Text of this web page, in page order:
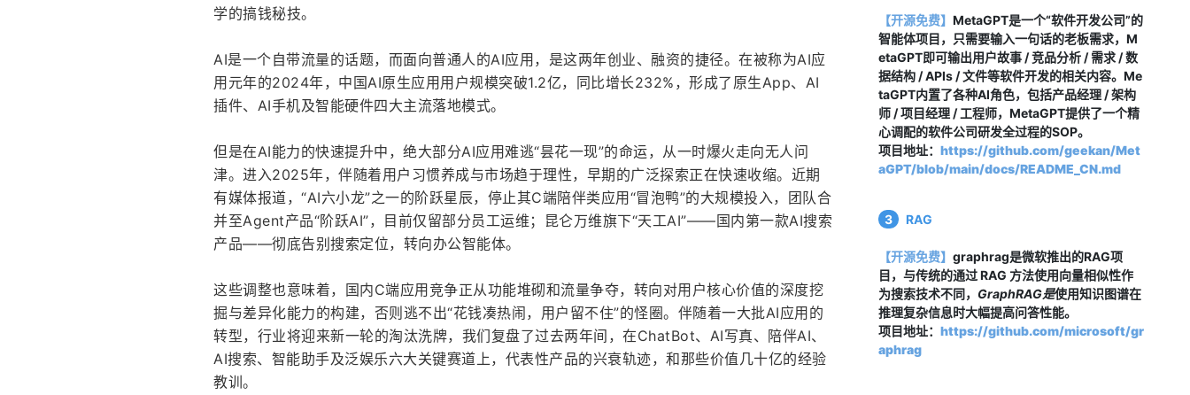
学的搞钱秘技。
AI是一个自带流量的话题，而面向普通人的AI应用，是这两年创业、融资的捷径。在被称为AI应
用元年的2024年，中国AI原生应用用户规模突破1.2亿，同比增长232%，形成了原生App、AI
插件、AI手机及智能硬件四大主流落地模式。
但是在AI能力的快速提升中，绝大部分AI应用难逃“昙花一现”的命运，从一时爆火走向无人问
津。进入2025年，伴随着用户习惯养成与市场趋于理性，早期的广泛探索正在快速收缩。近期
有媒体报道，“AI六小龙”之一的阶跃星辰，停止其C端陪伴类应用“冒泡鸭”的大规模投入，团队合
并至Agent产品“阶跃AI”，目前仅留部分员工运维；昆仑万维旗下“天工AI”——国内第一款AI搜索
产品——彻底告别搜索定位，转向办公智能体。
这些调整也意味着，国内C端应用竞争正从功能堆砌和流量争夺，转向对用户核心价值的深度挖
掘与差异化能力的构建，否则逃不出“花钱凑热闹，用户留不住”的怪圈。伴随着一大批AI应用的
转型，行业将迎来新一轮的淘汰洗牌，我们复盘了过去两年间，在ChatBot、AI写真、陪伴AI、
AI搜索、智能助手及泛娱乐六大关键赛道上，代表性产品的兴衰轨迹，和那些价值几十亿的经验
教训。
【开源免费】 MetaGPT是一个“软件开发公司”的
智能体项目，只需要输入一句话的老板需求，M
etaGPT即可输出用户故事 / 竞品分析 / 需求 / 数
据结构 / APIs / 文件等软件开发的相关内容。Me
taGPT内置了各种AI角色，包括产品经理 / 架构
师 / 项目经理 / 工程师，MetaGPT提供了一个精
心调配的软件公司研发全过程的SOP。
项目地址： https://github.com/geekan/Met
aGPT/blob/main/docs/README_CN.md
3 RAG
【开源免费】 graphrag是微软推出的RAG项
目，与传统的通过 RAG 方法使用向量相似性作
为搜索技术不同， GraphRAG是使用知识图谱在
推理复杂信息时大幅提高问答性能。
项目地址： https://github.com/microsoft/gr
aphrag